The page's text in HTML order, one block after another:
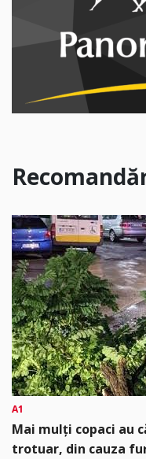
A1
Mai mulți copaci au
trotuar, din cauza